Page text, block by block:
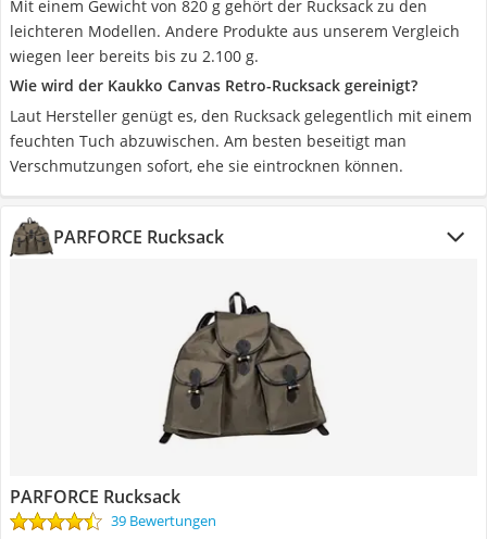
Mit einem Gewicht von 820 g gehört der Rucksack zu den
leichteren Modellen. Andere Produkte aus unserem Vergleich
wiegen leer bereits bis zu 2.100 g.
Wie wird der Kaukko Canvas Retro-Rucksack gereinigt?
Laut Hersteller genügt es, den Rucksack gelegentlich mit einem
feuchten Tuch abzuwischen. Am besten beseitigt man
Verschmutzungen sofort, ehe sie eintrocknen können.
PARFORCE Rucksack
PARFORCE Rucksack
39 Bewertungen